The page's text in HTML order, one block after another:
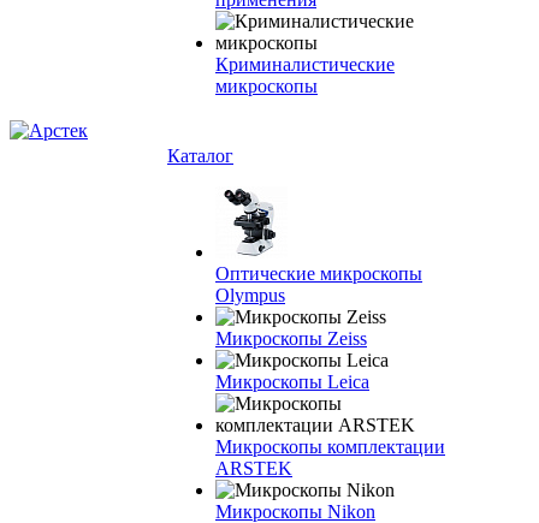
Криминалистические
микроскопы
Каталог
Оптические микроскопы
Olympus
Микроскопы Zeiss
Микроскопы Leica
Микроскопы комплектации
ARSTEK
Микроскопы Nikon